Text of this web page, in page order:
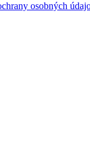
osobných